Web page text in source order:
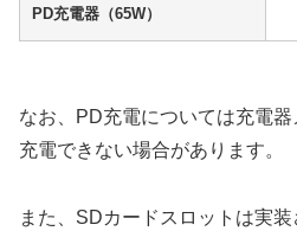
PD充電器（65W）
なお、PD充電については充電
充電できない場合があります。
また、SDカードスロットは実